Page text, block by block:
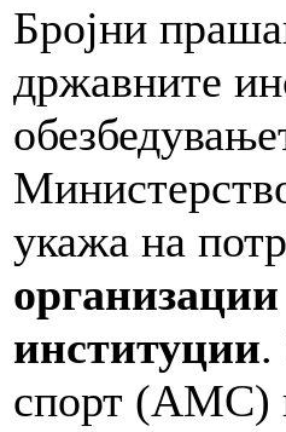
Бројни
државните
укажа на
институции.
спорт (АМС)